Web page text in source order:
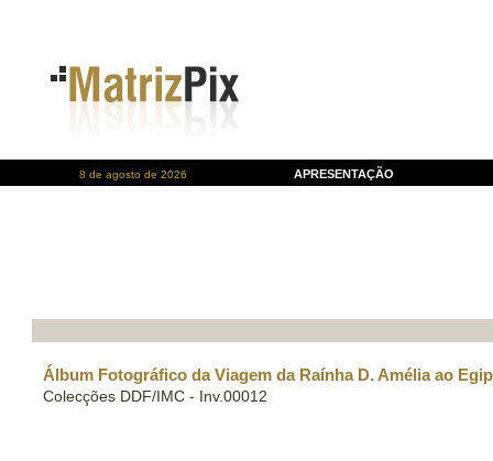
8 de agosto de 2026 APRESENTAÇÃO
Álbum Fotográfico da Viagem da Raínha D. Amélia ao
Colecções DDF/IMC - Inv.00012